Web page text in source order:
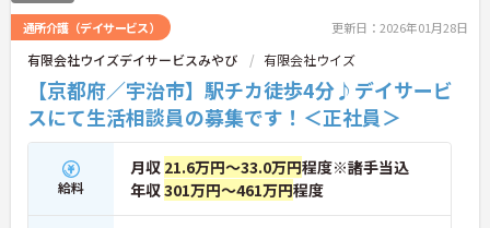
通所介護（デイサービス） 更新日：2026年01月28日
有限会社ウイズデイサービスみやび 有限会社ウイズ
【京都府／宇治市】駅チカ徒歩4分♪デイサービ
スにて生活相談員の募集です！＜正社員＞
給料
月収 21.6万円～33.0万円程度※諸手当込
年収301万円～461万円程度